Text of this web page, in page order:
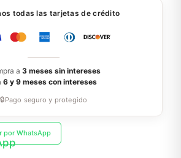
todas las tarjetas de crédito
a 3 meses sin intereses
6 y 9 meses con intereses
🔒Pago seguro y protegido
por WhatsApp